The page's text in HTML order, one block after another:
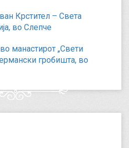
Крстител – Света
во Слепче
манастирот „Свети
гробишта, во